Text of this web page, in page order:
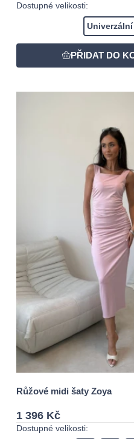
Dostupné velikosti:
Univerzální
Růžové midi šaty Zoya
1 396 Kč
Dostupné velikosti: